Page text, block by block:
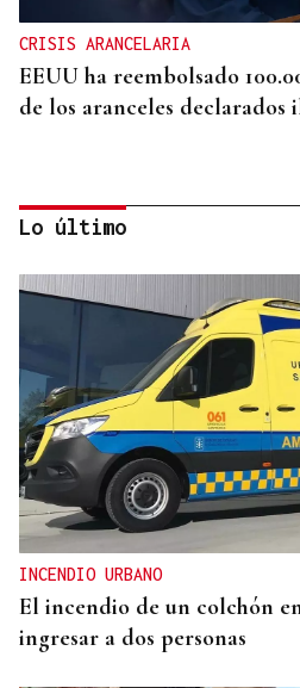
CRISIS ARANCELARIA
EEUU ha reembolsado
de los aranceles declarados
HIDROCARBUROS
La OPEP+ sigue ampliando
para estabilizar el mercado
Lo último
INCENDIO URBANO
El incendio de un colchón
ingresar a dos personas